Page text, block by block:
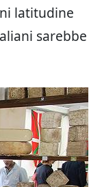
latitudine
sarebbe